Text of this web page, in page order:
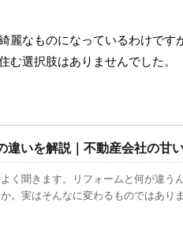
麗なものになっているわけです
選択肢はありませんでした。
違いを解説｜不動産会社の甘
く聞きます。リフォームと何が違う
。実はそんなに変わるものではあり